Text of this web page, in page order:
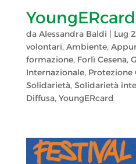
da Alessandra Baldi | Lug
volontari, Ambiente,
formazione, Forlì Cesena,
Internazionale, Protezione
Solidarietà, Solidarietà
Diffusa, YoungERcard